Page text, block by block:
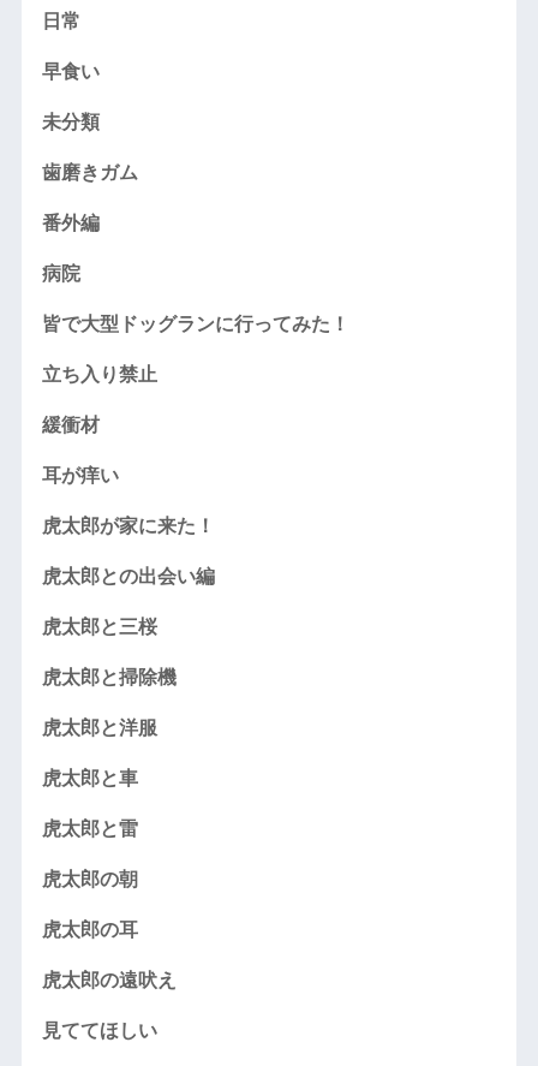
日常
早食い
未分類
歯磨きガム
番外編
病院
皆で大型ドッグランに行ってみた！
立ち入り禁止
緩衝材
耳が痒い
虎太郎が家に来た！
虎太郎との出会い編
虎太郎と三桜
虎太郎と掃除機
虎太郎と洋服
虎太郎と車
虎太郎と雷
虎太郎の朝
虎太郎の耳
虎太郎の遠吠え
見ててほしい